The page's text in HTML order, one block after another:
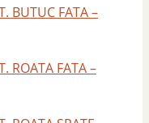
BUTUC FATA –
ROATA FATA –